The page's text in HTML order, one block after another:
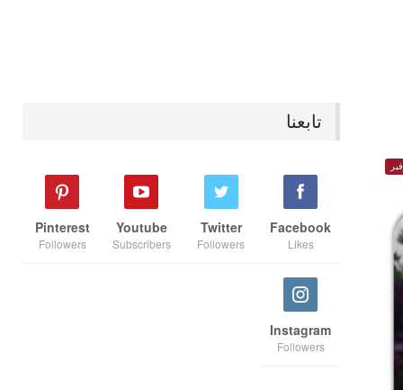
تابعنا
Facebook
Likes
Twitter
Followers
Youtube
Subscribers
Pinterest
Followers
Instagram
Followers